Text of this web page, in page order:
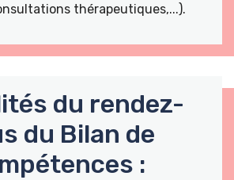
thérapeutiques,...).
du rendez-
du Bilan de
: